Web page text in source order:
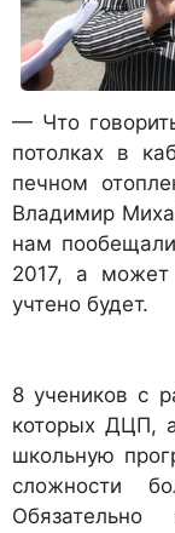
— Что
потолках в
печном
Владимир
нам
2017, а
учтено будет.
8 учеников с
которых ДЦП,
школьную
сложности